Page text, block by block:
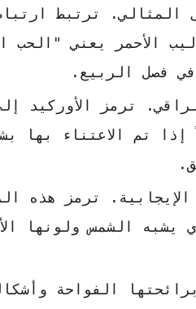
المثالي. ترتبط
الأحمر يعني "الحب
فصل الربيع.
ترمز الأوركيد
تم الاعتناء بها
ترمز هذه
يشبه الشمس ولونها
الفواحة